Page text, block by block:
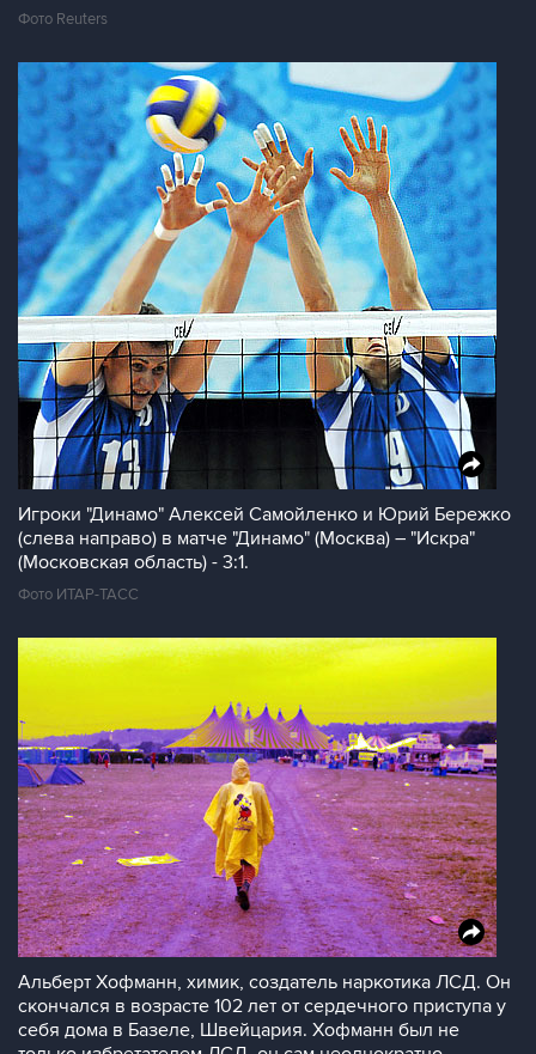
Фото Reuters
Игроки "Динамо" Алексей Самойленко и Юрий Бережко
(слева направо) в матче "Динамо" (Москва) – "Искра"
(Московская область) - 3:1.
Фото ИТАР-ТАСС
Альберт Хофманн, химик, создатель наркотика ЛСД. Он
скончался в возрасте 102 лет от сердечного приступа у
себя дома в Базеле, Швейцария. Хофманн был не